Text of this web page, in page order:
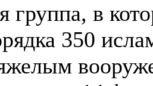
группа, в
350